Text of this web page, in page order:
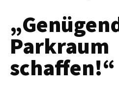
Parkraum
schaffen!“